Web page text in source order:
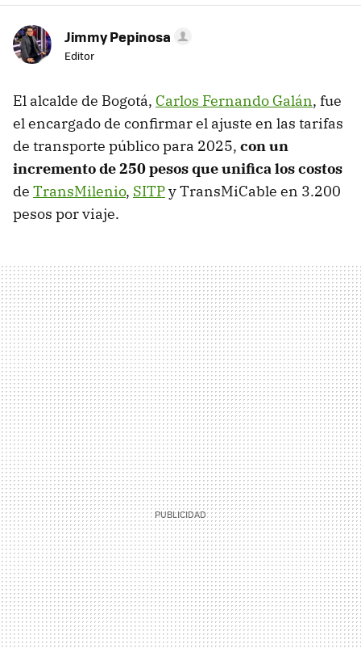
Jimmy Pepinosa
Editor
El alcalde de Bogotá, Carlos Fernando Galán, fue
el encargado de confirmar el ajuste en las tarifas
de transporte público para 2025, con un
incremento de 250 pesos que unifica los costos
de TransMilenio, SITPy TransMiCable en 3.200
pesos por viaje.